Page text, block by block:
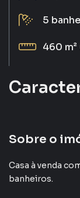
5
460 m²
Sobre o
Casa à venda
banheiros.